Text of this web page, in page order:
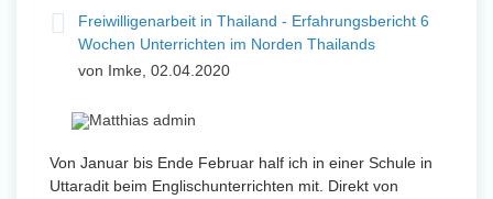
Freiwilligenarbeit in Thailand - Erfahrungsbericht 6
Wochen Unterrichten im Norden Thailands
von Imke, 02.04.2020
Von Januar bis Ende Februar half ich in einer Schule in
Uttaradit beim Englischunterrichten mit. Direkt von